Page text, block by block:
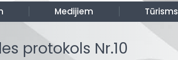
Medijiem Tūrisms
protokols Nr.10